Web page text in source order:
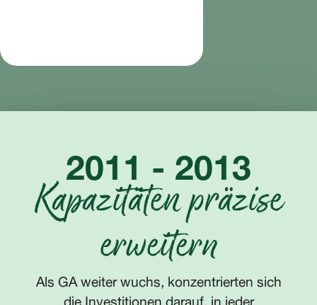
2011 - 2013
Kapazitäten präzise
erweitern
Als GA weiter wuchs, konzentrierten sich
die Investitionen darauf, in jeder